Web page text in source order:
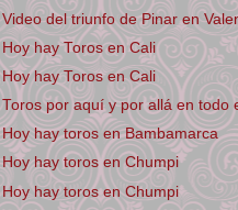
Video del triunfo de Pinar en
Hoy hay Toros en Cali
Hoy hay Toros en Cali
Toros por aquí y por allá en todo
Hoy hay toros en Bambamarca
Hoy hay toros en Chumpi
Hoy hay toros en Chumpi